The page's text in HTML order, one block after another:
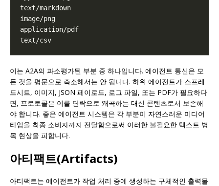
이는 A2A의 과소평가된 부분 중 하나입니다. 에이전트 통신은 모
든 것을 평문으로 축소해서는 안 됩니다. 하위 에이전트가 스프레
드시트, 이미지, JSON 페이로드, 로그 파일, 또는 PDF가 필요하다
면, 프로토콜은 이를 단락으로 왜곡하는 대신 콘텐츠로서 보존해
야 합니다. 좋은 에이전트 시스템은 각 부분이 자연스러운 미디어
타입을 최종 소비자까지 전달함으로써 이러한 불필요한 텍스트 병
목 현상을 피합니다.
아티팩트(Artifacts)
아티팩트는 에이전트가 작업 처리 중에 생성하는 구체적인 출력물